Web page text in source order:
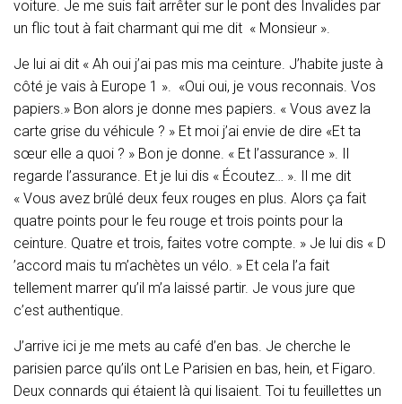
voiture. Je me suis fait arrêter sur le pont des Invalides par
un flic tout à fait charmant qui me dit « Monsieur ».
Je lui ai dit « Ah oui j’ai pas mis ma ceinture. J’habite juste à
côté je vais à Europe 1 ». «Oui oui, je vous reconnais. Vos
papiers.» Bon alors je donne mes papiers. « Vous avez la
carte grise du véhicule ? » Et moi j’ai envie de dire «Et ta
sœur elle a quoi ? » Bon je donne. « Et l’assurance ». Il
regarde l’assurance. Et je lui dis « Écoutez… ». Il me dit
« Vous avez brûlé deux feux rouges en plus. Alors ça fait
quatre points pour le feu rouge et trois points pour la
ceinture. Quatre et trois, faites votre compte. » Je lui dis « D
’accord mais tu m’achètes un vélo. » Et cela l’a fait
tellement marrer qu’il m’a laissé partir. Je vous jure que
c’est authentique.
J’arrive ici je me mets au café d’en bas. Je cherche le
parisien parce qu’ils ont Le Parisien en bas, hein, et Figaro.
Deux connards qui étaient là qui lisaient. Toi tu feuillettes un